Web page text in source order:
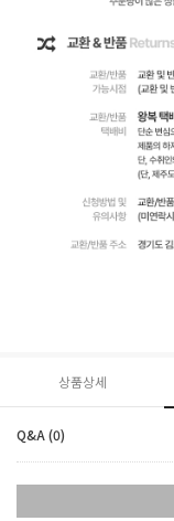
상품상세
Q&A (0)